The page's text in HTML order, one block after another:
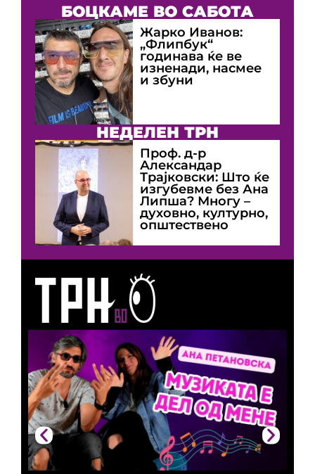
БОЦКАМЕ ВО САБОТА
Жарко Иванов:
„Флипбук“
годинава ќе ве
изненади, насмее
и збуни
НЕДЕЛЕН ТРН
Проф. д-р
Александар
Трајковски: Што ќе
изгубевме без Ана
Липша? Многу –
духовно, културно,
општествено